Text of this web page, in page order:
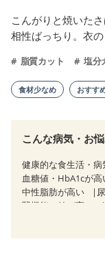
こんがりと焼いた
相性ばっちり。衣
脂質カット 塩分
食材少なめ おすす
こんな病気・お
健康的な食生活・病
血糖値・HbA1cが高
中性脂肪が高い
腎機能の値が高い